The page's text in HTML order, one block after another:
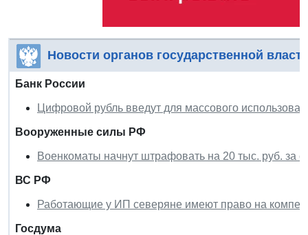
Новости органов государственной
Банк России
Цифровой рубль введут для массового
Вооруженные силы РФ
Военкоматы начнут штрафовать на 20 тыс. руб. за
ВС РФ
Работающие у ИП северяне имеют право на
Госдума